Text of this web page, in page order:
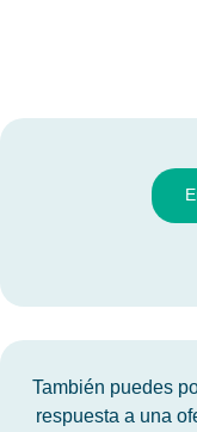
También puedes
respuesta a una